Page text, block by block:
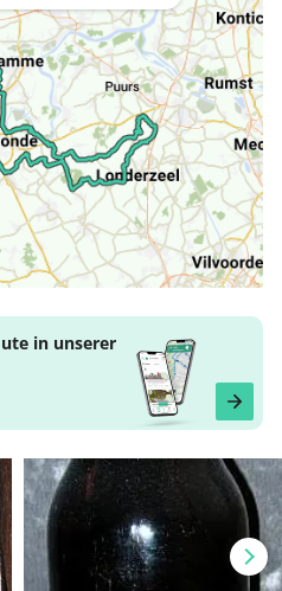
in unserer